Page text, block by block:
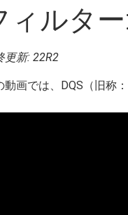
ィルタ
更新: 22R2
動画では、DQS（旧称